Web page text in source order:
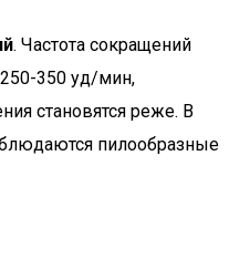
. Частота сокращений
350 уд/мин,
становятся реже. В
пилообразные